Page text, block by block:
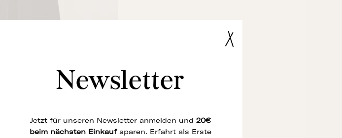
Newsletter
Jetzt für unseren Newsletter anmelden und20€
beim nächsten Einkaufsparen. Erfahrt als Erste